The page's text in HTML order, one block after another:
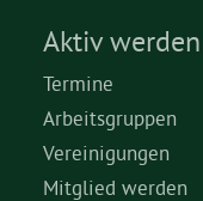
Aktiv werden
Termine
Arbeitsgruppen
Vereinigungen
Mitglied werden